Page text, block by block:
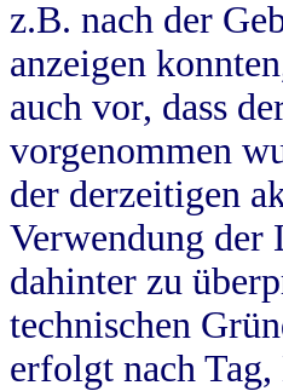
z.B. nach der
anzeigen
auch vor, dass
vorgenommen
der derzeitigen
Verwendung der
dahinter zu
technischen
erfolgt nach